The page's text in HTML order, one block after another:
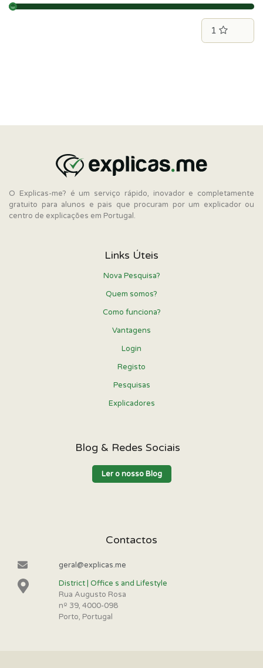
O Explicas-me? é um serviço rápido, inovador e completamente
gratuito para alunos e pais que procuram por um explicador ou
centro de explicações em Portugal.
Links Úteis
Nova Pesquisa?
Quem somos?
Como funciona?
Vantagens
Login
Registo
Pesquisas
Explicadores
Blog & Redes Sociais
Ler o nosso Blog
Contactos
geral@explicas.me
District | Office s and Lifestyle
Rua Augusto Rosa
nº 39, 4000-098
Porto, Portugal